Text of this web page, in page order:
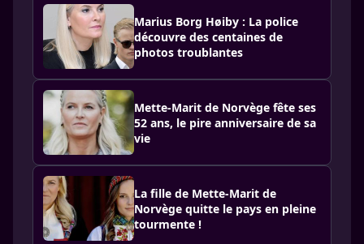
Marius Borg Høiby : La police
découvre des centaines de
photos troublantes
Mette-Marit de Norvège fête ses
52 ans, le pire anniversaire de sa
vie
La fille de Mette-Marit de
Norvège quitte le pays en pleine
tourmente !